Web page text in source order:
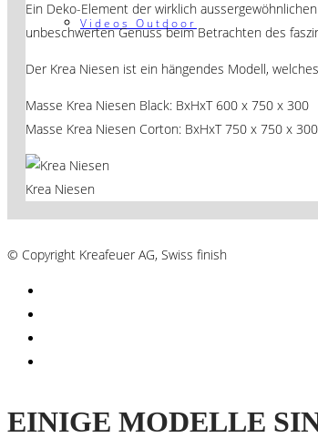
Videos Outdoor
Ein Deko-Element der wirklich
unbeschwerten Genuss beim Betrachten des
Der Krea Niesen ist ein hängendes Modell,
Masse Krea Niesen Black: BxHxT 600 x 750 x 300
Masse Krea Niesen Corton: BxHxT 750 x 750 x 300
Krea Niesen
© Copyright Kreafeuer AG, Swiss finish
EINIGE MODELLE